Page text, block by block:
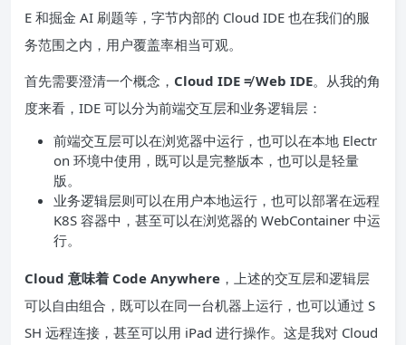
E 和掘金 AI 刷题等，字节内部的 Cloud IDE 也在我们的服
务范围之内，用户覆盖率相当可观。
首先需要澄清一个概念， Cloud IDE ≠ Web IDE。从我的角
度来看，IDE 可以分为前端交互层和业务逻辑层：
前端交互层可以在浏览器中运行，也可以在本地 Electr
on 环境中使用，既可以是完整版本，也可以是轻量
版。
业务逻辑层则可以在用户本地运行，也可以部署在远程
K8S 容器中，甚至可以在浏览器的 WebContainer 中运
行。
Cloud 意味着 Code Anywhere ，上述的交互层和逻辑层
可以自由组合，既可以在同一台机器上运行，也可以通过 S
SH 远程连接，甚至可以用 iPad 进行操作。这是我对 Cloud